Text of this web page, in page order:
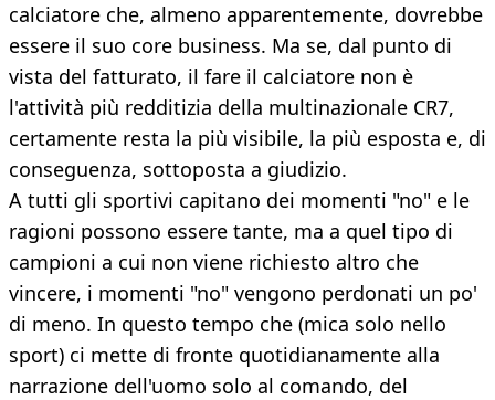
calciatore che, almeno apparentemente, dovrebbe
essere il suo core business. Ma se, dal punto di
vista del fatturato, il fare il calciatore non è
l'attività più redditizia della multinazionale CR7,
certamente resta la più visibile, la più esposta e, di
conseguenza, sottoposta a giudizio.
A tutti gli sportivi capitano dei momenti "no" e le
ragioni possono essere tante, ma a quel tipo di
campioni a cui non viene richiesto altro che
vincere, i momenti "no" vengono perdonati un po'
di meno. In questo tempo che (mica solo nello
sport) ci mette di fronte quotidianamente alla
narrazione dell'uomo solo al comando, del